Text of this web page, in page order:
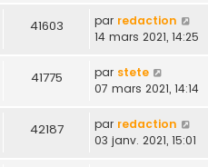
41603 par redaction
14 mars 2021, 14:25
41775 par stete
07 mars 2021, 14:14
42187 par redaction
03 janv. 2021, 15:01